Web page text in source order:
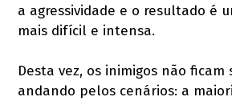
a agressividade e o resultado é
mais difícil e intensa.
Desta vez, os inimigos não ficam
andando pelos cenários: a